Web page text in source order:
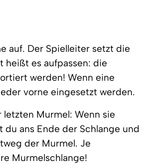
auf. Der Spielleiter setzt die
heißt es aufpassen: die
werden! Wenn eine
vorne eingesetzt werden.
Murmel: Wenn sie
ans Ende der Schlange und
der Murmel. Je
Murmelschlange!